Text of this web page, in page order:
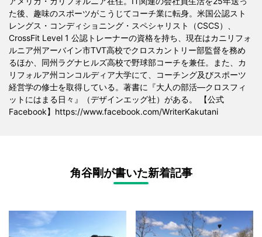
た後、趣味のスポーツがこうじてコーチ業に転身。米国公認スト
レングス・コンディショニング・スペシャリスト（CSCS）、
CrossFit Level 1 公認トレーナーの資格を持ち、現在はカニリフォ
ルニア州アーバイン市TVT高校でクロスカントリー部監督を務め
るほか、同州ラグナヒルズ高校で野球部コーチを兼任。また、カ
リフォルア州コンコルディア大学にて、コーチング及びスポーツ
経営学の修士を取得している。著書に『大人の部活―クロスフィ
ットにはまる日々』（デザインエッグ社）がある。 【公式
Facebook】https://www.facebook.com/WriterKakutani
角谷剛が書いた新着記事